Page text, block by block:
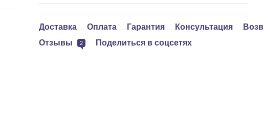
Доставка Оплата Гарантия Консультация
Отзывы
2 Поделиться в соцсетях